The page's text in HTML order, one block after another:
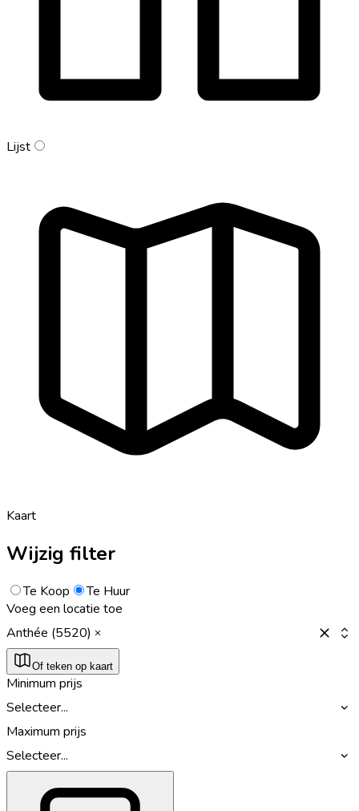
Lijst
Kaart
Wijzig filter
Te Koop
Te Huur
Voeg een locatie toe
Anthée (5520)
Of teken op kaart
Minimum prijs
Selecteer...
Maximum prijs
Selecteer...